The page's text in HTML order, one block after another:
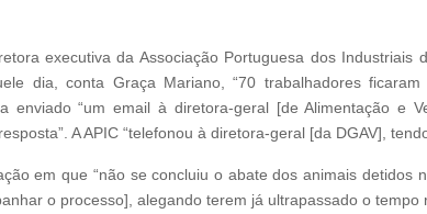
executiva da Associação Portuguesa dos Industriais
dia, conta Graça Mariano, “70 trabalhadores
enviado “um email à diretora-geral [de Alimentação e
A APIC “telefonou à diretora-geral [da DGAV],
em que “não se concluiu o abate dos animais detidos
o processo], alegando terem já ultrapassado o tempo